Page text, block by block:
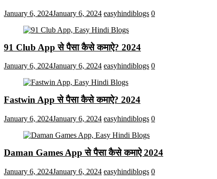
January 6, 2024January 6, 2024 easyhindiblogs 0
91 Club App से पैसा कैसे कमाऐ? 2024
January 6, 2024January 6, 2024 easyhindiblogs 0
Fastwin App से पैसा कैसे कमाऐ? 2024
January 6, 2024January 6, 2024 easyhindiblogs 0
Daman Games App से पैसा कैसे कमाऐ 2024
January 6, 2024January 6, 2024 easyhindiblogs 0